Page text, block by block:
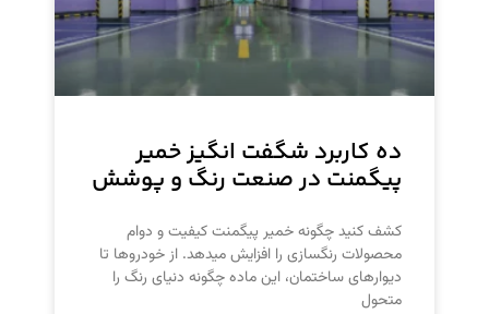
ده کاربرد شگفت انگیز خمیر
پیگمنت در صنعت رنگ و پوشش
کشف کنید چگونه خمیر پیگمنت کیفیت و دوام
محصولات رنگسازی را افزایش میدهد. از خودروها تا
دیوارهای ساختمان، این ماده چگونه دنیای رنگ را
متحول